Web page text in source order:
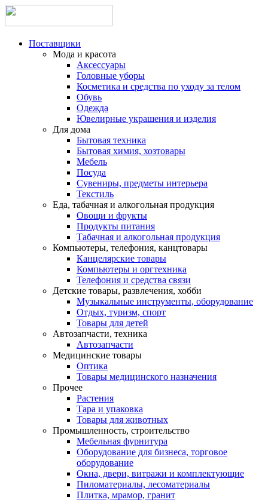
Поставщики
Мода и красота
Аксессуары
Головные уборы
Косметика и средства по уходу за телом
Обувь
Одежда
Ювелирные украшения и изделия
Для дома
Бытовая техника
Бытовая химия, хозтовары
Мебель
Посуда
Сувениры, предметы интерьера
Текстиль
Еда, табачная и алкогольная продукция
Овощи и фрукты
Продукты питания
Табачная и алкогольная продукция
Компьютеры, телефония, канцтовары
Канцелярские товары
Компьютеры и оргтехника
Телефония и средства связи
Детские товары, развлечения, хобби
Музыкальные инструменты, оборудование
Отдых, туризм, спорт
Товары для детей
Автозапчасти, техника
Автозапчасти
Медицинские товары
Оптика
Товары медицинского назначения
Прочее
Растения
Тара и упаковка
Товары для животных
Промышленность, строительство
Мебельная фурнитура
Оборудование для бизнеса, торговое
оборудование
Окна, двери, витражи и комплектующие
Пиломатериалы, лесоматериалы
Плитка, мрамор, гранит